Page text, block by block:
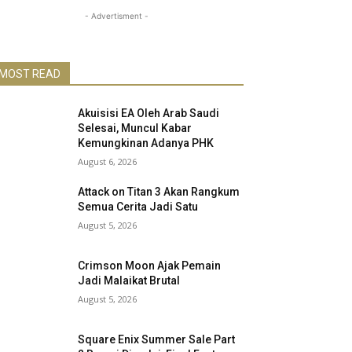
- Advertisment -
READ
Akuisisi EA Oleh Arab Saudi
Selesai, Muncul Kabar
Kemungkinan Adanya PHK
August 6, 2026
Attack on Titan 3 Akan Rangkum
Semua Cerita Jadi Satu
August 5, 2026
Crimson Moon Ajak Pemain
Jadi Malaikat Brutal
August 5, 2026
Square Enix Summer Sale Part